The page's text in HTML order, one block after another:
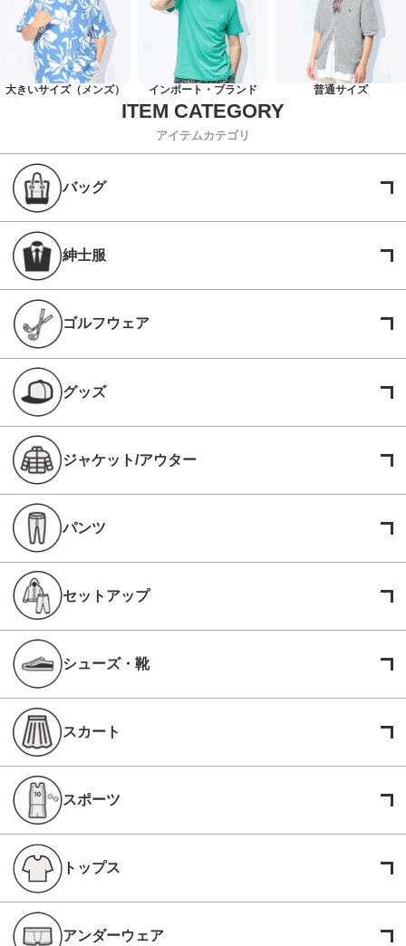
大きいサイズ（メンズ） インポート・ブランド 普通サイズ
アイテムカテゴリ
バッグ
紳士服
ゴルフウェア
グッズ
ジャケット/アウター
パンツ
セットアップ
シューズ・靴
スカート
スポーツ
トップス
アンダーウェア